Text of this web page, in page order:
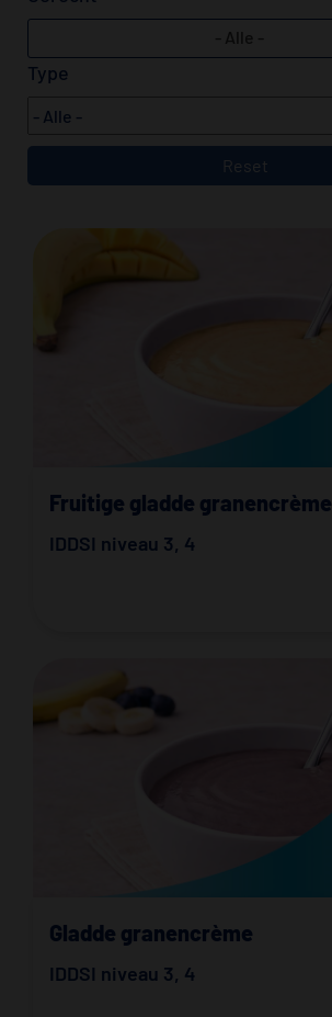
- Alle -
Type
Fruitige gladde granencrème
IDDSI niveau 3, 4
Gladde granencrème
IDDSI niveau 3, 4